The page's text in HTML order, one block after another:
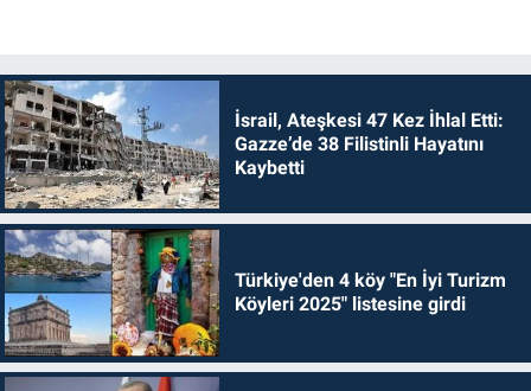
İsrail, Ateşkesi 47 Kez İhlal Etti:
Gazze’de 38 Filistinli Hayatını
Kaybetti
Türkiye'den 4 köy "En İyi Turizm
Köyleri 2025" listesine girdi